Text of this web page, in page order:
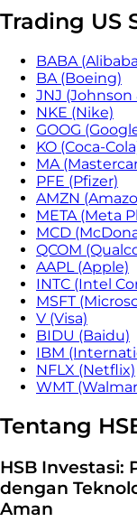
Trading US
BABA
BA (Boeing)
JNJ (Johnson
NKE (Nike)
GOOG
KO (Coca-
MA
PFE (Pfizer)
AMZN
META (Meta
MCD
QCOM
AAPL (Apple)
INTC (Intel
MSFT
V (Visa)
BIDU (Baidu)
IBM
NFLX (Netflix)
WMT
Tentang
HSB Investasi:
dengan
Aman